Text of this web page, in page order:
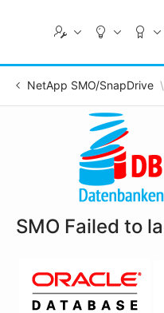
NetApp SMO/SnapDrive
SMO Failed to